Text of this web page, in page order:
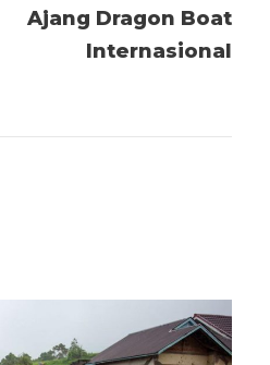
Ajang Dragon Boat
Internasional